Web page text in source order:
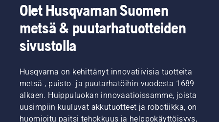
Olet Husqvarnan Suomen
metsä & puutarhatuotteiden
sivustolla
Husqvarna on kehittänyt innovatiivisia tuotteita
metsä-, puisto- ja puutarhatöihin vuodesta 1689
alkaen. Huippuluokan innovaatioissamme, joista
uusimpiin kuuluvat akkutuotteet ja robotiikka, on
huomioitu paitsi tehokkuus ja helppokäyttöisyys,